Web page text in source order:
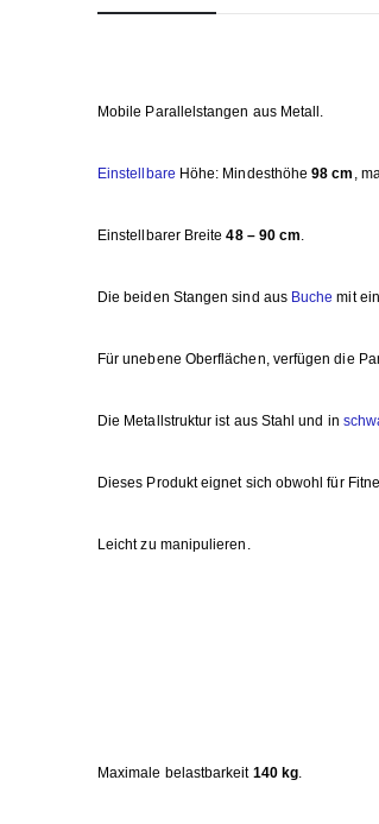
Mobile Parallelstangen aus Metall.
Einstellbare Höhe: Mindesthöhe98 cm ,
Einstellbarer Breite48 – 90 cm
Die beiden Stangen sind aus Buche mit
Für unebene Oberflächen, verfügen die
Die Metallstruktur ist aus Stahl und in
Dieses Produkt eignet sich obwohl für
Leicht zu manipulieren.
Maximale belastbarkeit 140 kg